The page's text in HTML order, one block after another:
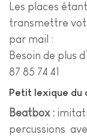
Les places
transmettre
par mail :
Besoin de plus
87 85 74 41
Petit lexique du
Beatbox :
percussions